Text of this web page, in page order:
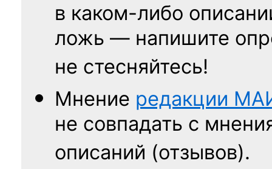
в каком-либо
ложь — напишите
не стесняйтесь!
Мнение редакции
не совпадать с
описаний (отзывов).